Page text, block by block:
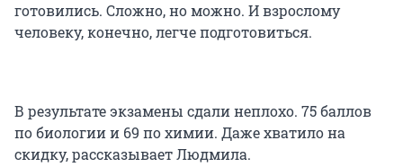
готовились. Сложно, но можно. И взрослому
человеку, конечно, легче подготовиться.
В результате экзамены сдали неплохо. 75 баллов
по биологии и 69 по химии. Даже хватило на
скидку, рассказывает Людмила.